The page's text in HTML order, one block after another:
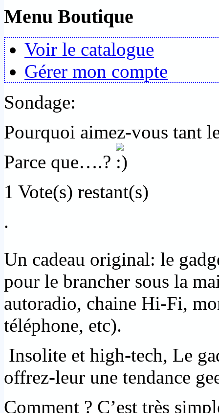
Menu Boutique
Voir le catalogue
Gérer mon compte
Sondage:
Pourquoi aimez-vous tant
Parce que….?
1 Vote(s) restant(s)
.
Un cadeau original: le
pour le brancher sous la
autoradio, chaine Hi-Fi,
téléphone, etc).
Insolite et high-tech, Le
offrez-leur une tendance
Comment ? C’est très